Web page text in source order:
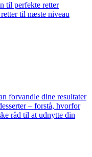
til perfekte retter
til næste niveau
forvandle dine resultater
– forstå, hvorfor
råd til at udnytte din